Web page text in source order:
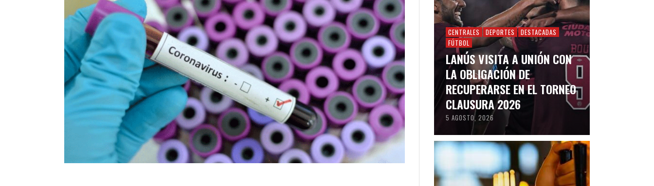
CENTRALES DEPORTES
DESTACADAS
FÚTBOL
LANÚS VISITA A UNIÓN CON
LA OBLIGACIÓN DE
RECUPERARSE EN EL TORNEO
CLAUSURA 2026
5 AGOSTO, 2026